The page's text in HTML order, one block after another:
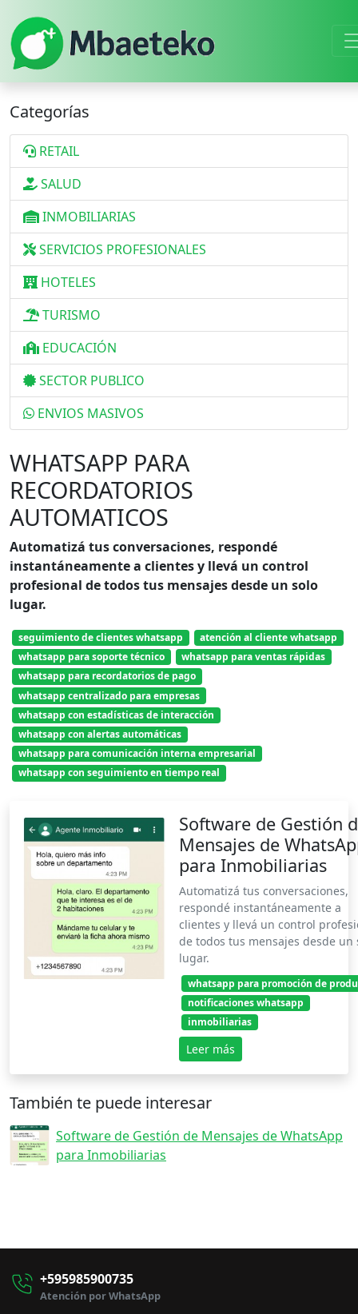
Categorías
RETAIL
SALUD
INMOBILIARIAS
SERVICIOS PROFESIONALES
HOTELES
TURISMO
EDUCACIÓN
SECTOR PUBLICO
ENVIOS MASIVOS
WHATSAPP PARA
RECORDATORIOS
AUTOMATICOS
Automatizá tus conversaciones, respondé
instantáneamente a clientes y llevá un control
profesional de todos tus mensajes desde un solo
lugar.
seguimiento de clientes whatsapp
atención al cliente whatsapp
whatsapp para soporte técnico
whatsapp para ventas rápidas
whatsapp para recordatorios de pago
whatsapp centralizado para empresas
whatsapp con estadísticas de interacción
whatsapp con alertas automáticas
whatsapp para comunicación interna empresarial
whatsapp con seguimiento en tiempo real
Software de Gestión
Mensajes de
para Inmobiliarias
Automatizá tus conversaciones,
respondé instantáneamente a
clientes y llevá un control
de todos tus mensajes desde un
lugar.
whatsapp para promoción de
notificaciones whatsapp
inmobiliarias
Leer más
También te puede interesar
Software de Gestión de Mensajes de WhatsApp
para Inmobiliarias
+595985900735
Atención por WhatsApp